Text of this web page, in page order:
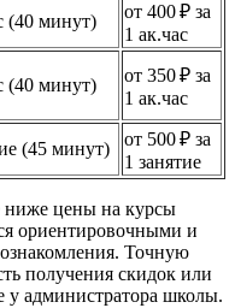
(40 минут)
от 400 ₽ за
1 ак.час
(40 минут)
от 350 ₽ за
1 ак.час
(45 минут)
от 500 ₽ за
1 занятие
ниже цены на курсы
ориентировочными и
Точную
получения скидок или
администратора школы.